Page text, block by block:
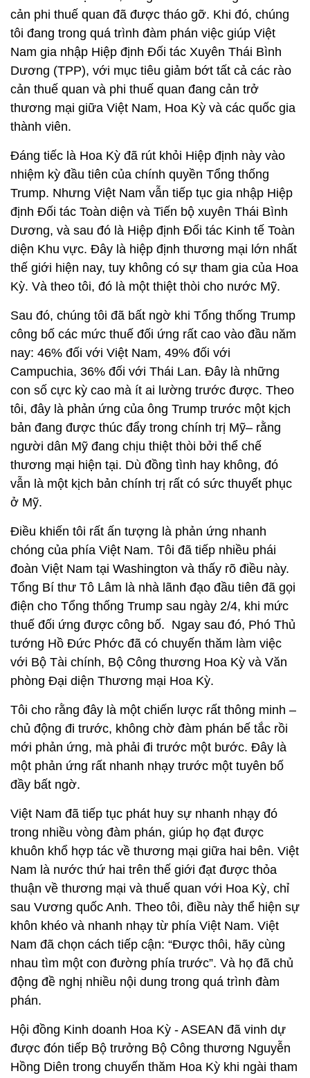
cản phi thuế quan đã được tháo gỡ. Khi đó, chúng
tôi đang trong quá trình đàm phán việc giúp Việt
Nam gia nhập Hiệp định Đối tác Xuyên Thái Bình
Dương (TPP), với mục tiêu giảm bớt tất cả các rào
cản thuế quan và phi thuế quan đang cản trở
thương mại giữa Việt Nam, Hoa Kỳ và các quốc gia
thành viên.
Đáng tiếc là Hoa Kỳ đã rút khỏi Hiệp định này vào
nhiệm kỳ đầu tiên của chính quyền Tổng thống
Trump. Nhưng Việt Nam vẫn tiếp tục gia nhập Hiệp
định Đối tác Toàn diện và Tiến bộ xuyên Thái Bình
Dương, và sau đó là Hiệp định Đối tác Kinh tế Toàn
diện Khu vực. Đây là hiệp định thương mại lớn nhất
thế giới hiện nay, tuy không có sự tham gia của Hoa
Kỳ. Và theo tôi, đó là một thiệt thòi cho nước Mỹ.
Sau đó, chúng tôi đã bất ngờ khi Tổng thống Trump
công bố các mức thuế đối ứng rất cao vào đầu năm
nay: 46% đối với Việt Nam, 49% đối với
Campuchia, 36% đối với Thái Lan. Đây là những
con số cực kỳ cao mà ít ai lường trước được. Theo
tôi, đây là phản ứng của ông Trump trước một kịch
bản đang được thúc đẩy trong chính trị Mỹ– rằng
người dân Mỹ đang chịu thiệt thòi bởi thể chế
thương mại hiện tại. Dù đồng tình hay không, đó
vẫn là một kịch bản chính trị rất có sức thuyết phục
ở Mỹ.
Điều khiến tôi rất ấn tượng là phản ứng nhanh
chóng của phía Việt Nam. Tôi đã tiếp nhiều phái
đoàn Việt Nam tại Washington và thấy rõ điều này.
Tổng Bí thư Tô Lâm là nhà lãnh đạo đầu tiên đã gọi
điện cho Tổng thống Trump sau ngày 2/4, khi mức
thuế đối ứng được công bố. Ngay sau đó, Phó Thủ
tướng Hồ Đức Phớc đã có chuyến thăm làm việc
với Bộ Tài chính, Bộ Công thương Hoa Kỳ và Văn
phòng Đại diện Thương mại Hoa Kỳ.
Tôi cho rằng đây là một chiến lược rất thông minh –
chủ động đi trước, không chờ đàm phán bế tắc rồi
mới phản ứng, mà phải đi trước một bước. Đây là
một phản ứng rất nhanh nhạy trước một tuyên bố
đầy bất ngờ.
Việt Nam đã tiếp tục phát huy sự nhanh nhạy đó
trong nhiều vòng đàm phán, giúp họ đạt được
khuôn khổ hợp tác về thương mại giữa hai bên. Việt
Nam là nước thứ hai trên thế giới đạt được thỏa
thuận về thương mại và thuế quan với Hoa Kỳ, chỉ
sau Vương quốc Anh. Theo tôi, điều này thể hiện sự
khôn khéo và nhanh nhạy từ phía Việt Nam. Việt
Nam đã chọn cách tiếp cận: “Được thôi, hãy cùng
nhau tìm một con đường phía trước”. Và họ đã chủ
động đề nghị nhiều nội dung trong quá trình đàm
phán.
Hội đồng Kinh doanh Hoa Kỳ - ASEAN đã vinh dự
được đón tiếp Bộ trưởng Bộ Công thương Nguyễn
Hồng Diên trong chuyến thăm Hoa Kỳ khi ngài tham